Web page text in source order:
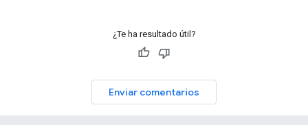
¿Te ha resultado útil?
Enviar comentarios